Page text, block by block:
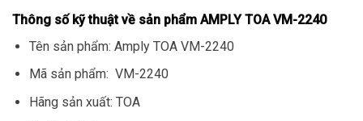
Thông số kỹ thuật về sản phẩm AMPLY TOA VM-2240
Tên sản phẩm: Amply TOA VM-2240
Mã sản phẩm: VM-2240
Hãng sản xuất: TOA